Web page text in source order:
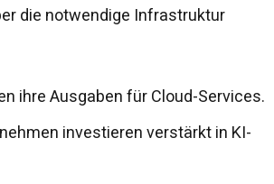
die notwendige Infrastruktur
ihre Ausgaben für Cloud-Services.
investieren verstärkt in KI-